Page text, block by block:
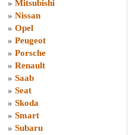
» Mitsubishi
» Nissan
» Opel
» Peugeot
» Porsche
» Renault
» Saab
» Seat
» Skoda
» Smart
» Subaru